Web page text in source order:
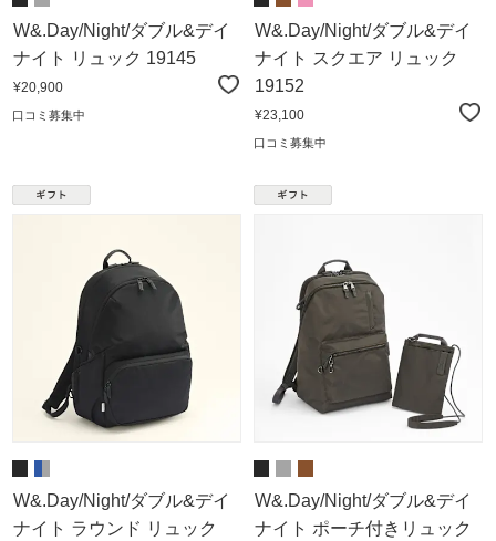
W&.Day/Night/ダブル&デイ
ナイト リュック 19145
¥20,900
口コミ募集中
W&.Day/Night/ダブル&デイ
ナイト スクエア リュック
19152
¥23,100
口コミ募集中
W&.Day/Night/ダブル&デイ
ナイト ラウンド リュック
W&.Day/Night/ダブル&デイ
ナイト ポーチ付きリュック